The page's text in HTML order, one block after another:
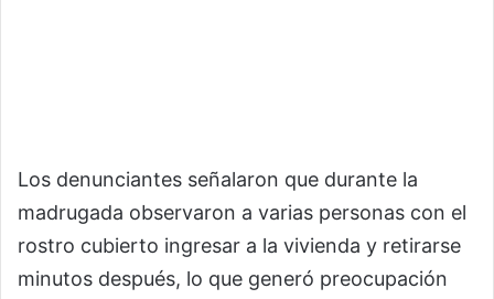
Los denunciantes señalaron que durante la
madrugada observaron a varias personas con el
rostro cubierto ingresar a la vivienda y retirarse
minutos después, lo que generó preocupación